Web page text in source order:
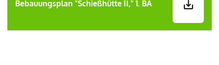
Bebauungsplan "Schießhütte II," 1. BA 